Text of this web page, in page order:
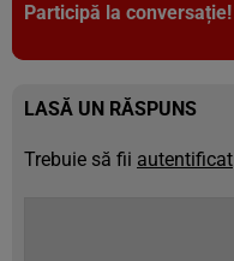
Participă la conversație!
LASĂ UN RĂSPUNS
Trebuie să fii autentificat